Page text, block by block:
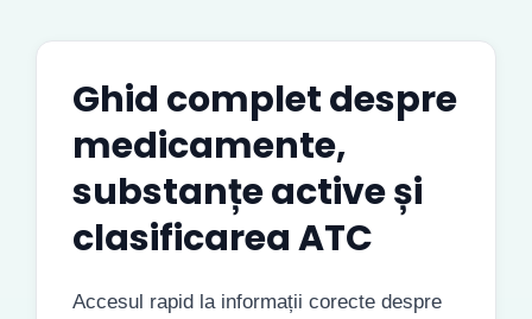
Ghid complet despre
medicamente,
substanțe active și
clasificarea ATC
Accesul rapid la informații corecte despre